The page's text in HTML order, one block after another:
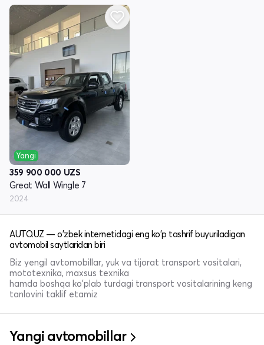
Yangi
359 900 000 UZS
Great Wall Wingle 7
2024
AUTO.UZ — o'zbek internetidagi eng ko'p tashrif buyuriladigan
avtomobil saytlaridan biri
Biz yengil avtomobillar, yuk va tijorat transport vositalari,
mototexnika, maxsus texnika
hamda boshqa ko'plab turdagi transport vositalarining keng
tanlovini taklif etamiz
Yangi avtomobillar